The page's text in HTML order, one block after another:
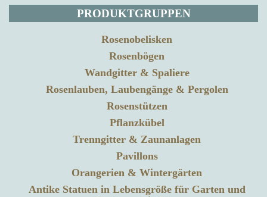
PRODUKTGRUPPEN
Rosenobelisken
Rosenbögen
Wandgitter & Spaliere
Rosenlauben, Laubengänge & Pergolen
Rosenstützen
Pflanzkübel
Trenngitter & Zaunanlagen
Pavillons
Orangerien & Wintergärten
Antike Statuen in Lebensgröße für Garten und